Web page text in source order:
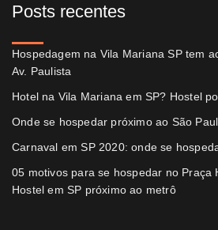
Posts recentes
Hospedagem na Vila Mariana SP tem
Av. Paulista
Hotel na Vila Mariana em SP? Hostel
Onde se hospedar próximo ao São
Carnaval em SP 2020: onde se
05 motivos para se hospedar no Praça
Hostel em SP próximo ao metrô